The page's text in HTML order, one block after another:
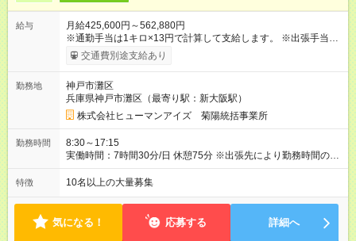
給与
月給425,600円～562,880円
※通勤手当は1キロ×13円で計算して支給します。 ※出張手当
海外・為替により変動(10，000円～15，000円)、国内(4，000
円) ※出張にかかる費用(パスポート取得更新費、3つ星ホテル宿
期間あり 試用期間の長さ：3ヶ月 雇用形態、給与は本採用時と
同じです。
交通費別途支給あり
勤務地
神戸市灘区
兵庫県神戸市灘区（最寄り駅：新大阪駅）
株式会社ヒューマンアイズ 菊陽統括事業所
勤務時間
8:30～17:15
実働時間：7時間30分/日 休憩75分 ※出張先により勤務時間の変
更があります 時間外労働：月あたり25時間程度あり
特徴 10名以上の大量募集
気になる！ 応募する 詳細へ